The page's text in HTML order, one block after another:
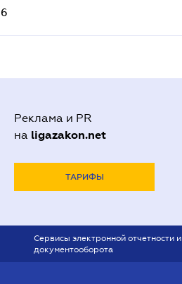
Реклама и PR
на ligazakon.net
ТАРИФЫ
Сервисы электронной отчетности и
документооборота